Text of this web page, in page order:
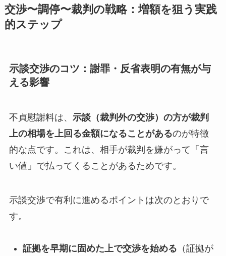
交渉〜調停〜裁判の戦略：増額を狙う実践
的ステップ
示談交渉のコツ：謝罪・反省表明の有無が与
える影響
不貞慰謝料は、 示談（裁判外の交渉）の方が裁判
上の相場を上回る金額になることがあるのが特徴
的な点です。これは、相手が裁判を嫌がって「言
い値」で払ってくることがあるためです。
示談交渉で有利に進めるポイントは次のとおりで
す。
証拠を早期に固めた上で交渉を始める （証拠が